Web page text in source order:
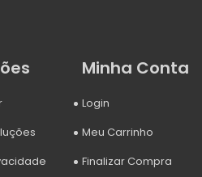
Minha Conta
Login
Meu Carrinho
Finalizar Compra